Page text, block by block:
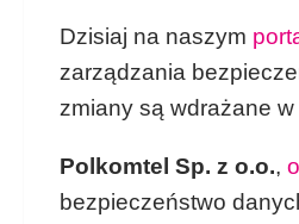
Dzisiaj na naszym
zarządzania
zmiany są wdrażane
Polkomtel Sp. z o.o.,
bezpieczeństwo